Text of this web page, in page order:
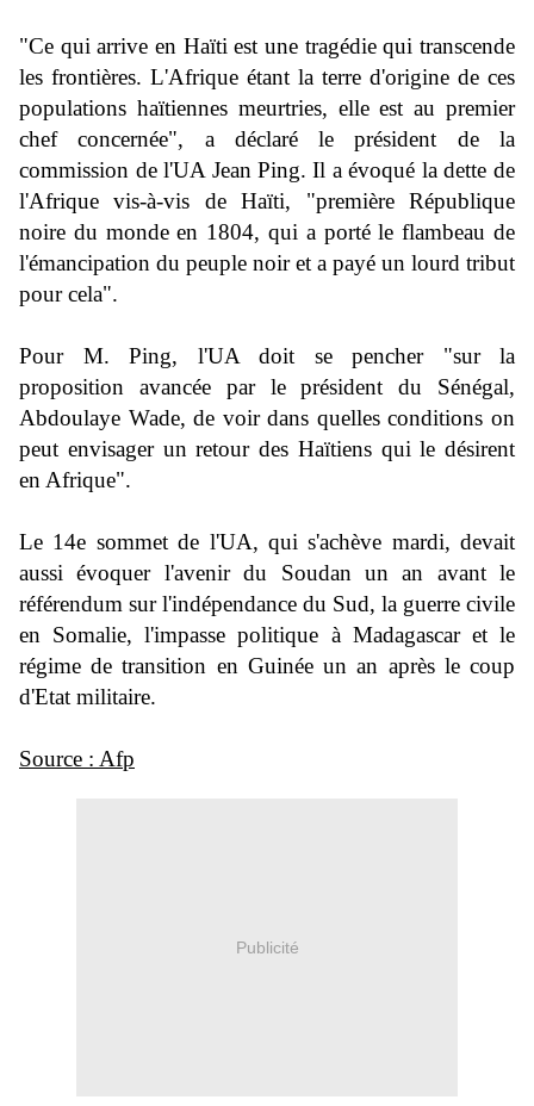
"Ce qui arrive en Haïti est une tragédie qui transcende
les frontières. L'Afrique étant la terre d'origine de ces
populations haïtiennes meurtries, elle est au premier
chef concernée", a déclaré le président de la
commission de l'UA Jean Ping. Il a évoqué la dette de
l'Afrique vis-à-vis de Haïti, "première République
noire du monde en 1804, qui a porté le flambeau de
l'émancipation du peuple noir et a payé un lourd tribut
pour cela".
Pour M. Ping, l'UA doit se pencher "sur la
proposition avancée par le président du Sénégal,
Abdoulaye Wade, de voir dans quelles conditions on
peut envisager un retour des Haïtiens qui le désirent
en Afrique".
Le 14e sommet de l'UA, qui s'achève mardi, devait
aussi évoquer l'avenir du Soudan un an avant le
référendum sur l'indépendance du Sud, la guerre civile
en Somalie, l'impasse politique à Madagascar et le
régime de transition en Guinée un an après le coup
d'Etat militaire.
Source : Afp
Publicité